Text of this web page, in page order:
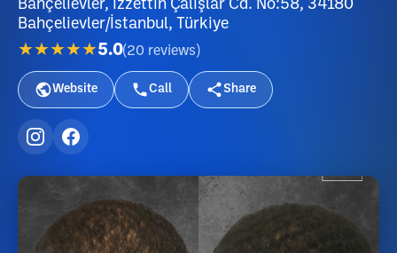
Bahçelievler, İzzettin Çalışlar Cd. No:58, 34180
Bahçelievler/İstanbul, Türkiye
★★★★★5.0(20 reviews )
Website Call Share